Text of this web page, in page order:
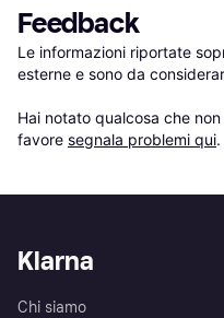
Feedback
Le informazioni riportate
esterne e sono da
Hai notato qualcosa che
favore segnala problemi qui.
Klarna
Chi siamo